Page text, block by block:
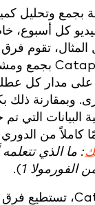
بجمع وتحليل
كل أسبوع،
على مدار كل
وبمقارنة ذلك
البيانات التي تم
12 موسمًا كاملاً من
: ما الذي تتعلمه
الفورمولا 1
).